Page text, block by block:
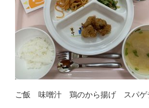
ご飯 味噌汁 鶏のから揚げ スパゲ